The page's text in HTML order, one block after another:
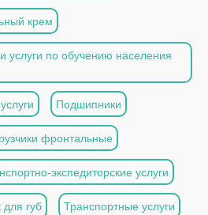
крем
услуги по обучению населения
Подшипники
фронтальные
экспедиторские услуги
для губ Транспортные услуги